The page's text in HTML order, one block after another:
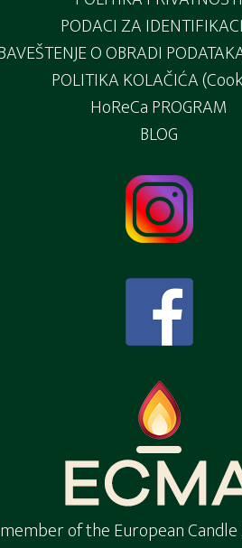
PODACI ZA
O OBRADI
POLITIKA KOLAČIĆA
HoReCa PROGRAM
BLOG
of the European